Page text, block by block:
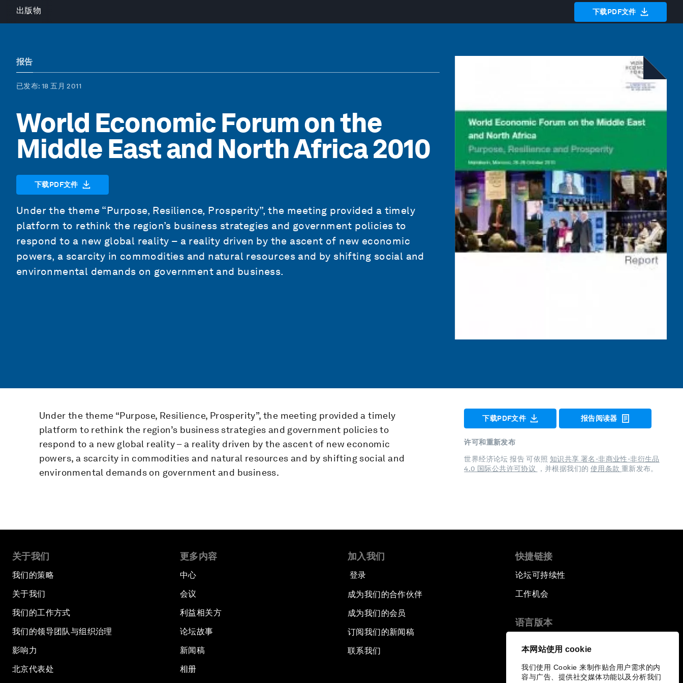
本网站使用 cookie
我们使用 Cookie 来制作贴合用户需求的内
容与广告、提供社交媒体功能以及分析我们
出版物 下载PDF文件
报告
已发布: 18 五月 2011
World Economic Forum on the
Middle East and North Africa 2010
下载PDF文件
Under the theme “Purpose, Resilience, Prosperity”, the meeting provided a timely
platform to rethink the region’s business strategies and government policies to
respond to a new global reality – a reality driven by the ascent of new economic
powers, a scarcity in commodities and natural resources and by shifting social and
environmental demands on government and business.
Under the theme “Purpose, Resilience, Prosperity”, the meeting provided a timely
platform to rethink the region’s business strategies and government policies to
respond to a new global reality – a reality driven by the ascent of new economic
powers, a scarcity in commodities and natural resources and by shifting social and
environmental demands on government and business.
下载PDF文件 报告阅读器
许可和重新发布
世界经济论坛 报告 可依照 知识共享 署名-非商业性-非衍生品
4.0 国际公共许可协议
，并根据我们的 使用条款 重新发布。
关于我们
我们的策略
关于我们
我们的工作方式
我们的领导团队与组织治理
影响力
北京代表处
更多内容
中心
会议
利益相关方
论坛故事
新闻稿
相册
加入我们
登录
成为我们的合作伙伴
成为我们的会员
订阅我们的新闻稿
联系我们
快捷链接
论坛可持续性
工作机会
语言版本